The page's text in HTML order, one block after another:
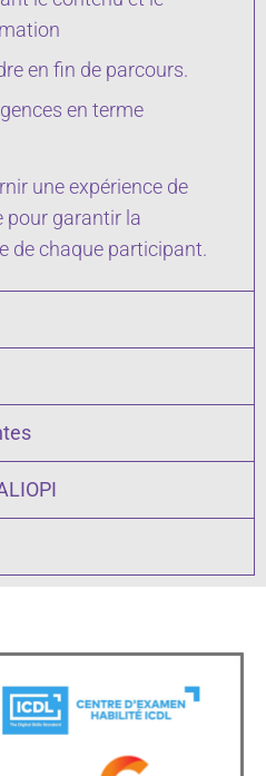
en fin de parcours.
en terme
une expérience de
pour garantir la
de chaque participant.